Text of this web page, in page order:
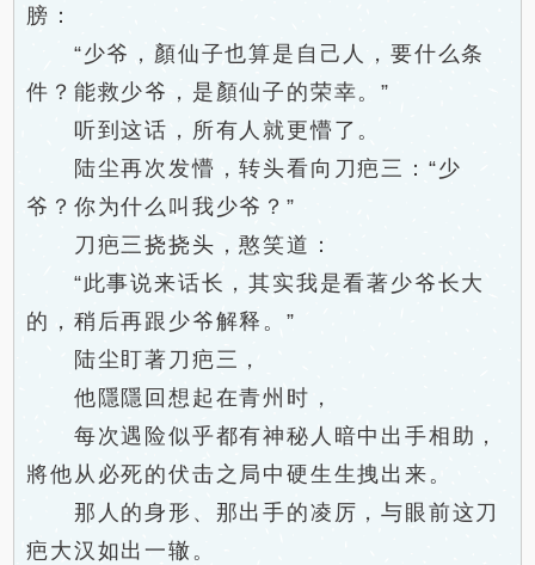
膀：
“少爷，顏仙子也算是自己人，要什么条
件？能救少爷，是顏仙子的荣幸。”
听到这话，所有人就更懵了。
陆尘再次发懵，转头看向刀疤三：“少
爷？你为什么叫我少爷？”
刀疤三挠挠头，憨笑道：
“此事说来话长，其实我是看著少爷长大
的，稍后再跟少爷解释。”
陆尘盯著刀疤三，
他隱隱回想起在青州时，
每次遇险似乎都有神秘人暗中出手相助，
將他从必死的伏击之局中硬生生拽出来。
那人的身形、那出手的凌厉，与眼前这刀
疤大汉如出一辙。